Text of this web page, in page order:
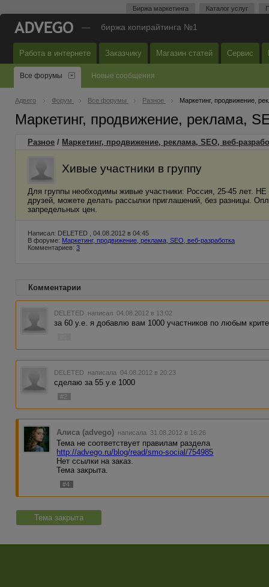
Биржа маркетинга Каталог услуг
— биржа копирайтинга №1
Работа в интернете Заказчику Магазин статей Сервис
Все форумы Новые сообщения
Адвего Форум Все форумы Разное Маркетинг, продвижение,
Маркетинг, продвижение, реклама,
Разное / Маркетинг, продвижение, реклама, SEO, веб-
Хивые участники в группу
Для группы необходимы живые участники: Россия, 25-45 лет.
друзей, можете делать рассылки приглашений, без разницы.
запредельных цен.
Написал: DELETED , 04.08.2012 в 04:45
В форуме: Маркетинг, продвижение, реклама, SEO, веб-разработка
Комментариев: 3
Комментарии
DELETED написал 04.08.2012 в 13:02
за 60 у.е. я добавлю вам 1000 участников по любым
DELETED написала 04.08.2012 в 20:23
сделаю за 55 у.е 1000
#2
Алиса (advego) написала 31.08.2012 в 16:26
Тема не соответствует правилам раздела
http://advego.ru/blog/read/smo-social/754985
Нет ссылки на заказ.
Тема закрыта.
#4
Тема закрыта